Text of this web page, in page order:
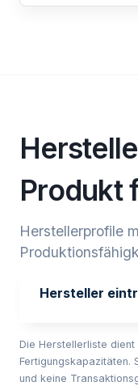
Produkt
Herstellerprofile
Hersteller
Die Herstellerliste
Fertigungskapazitäten.
und keine